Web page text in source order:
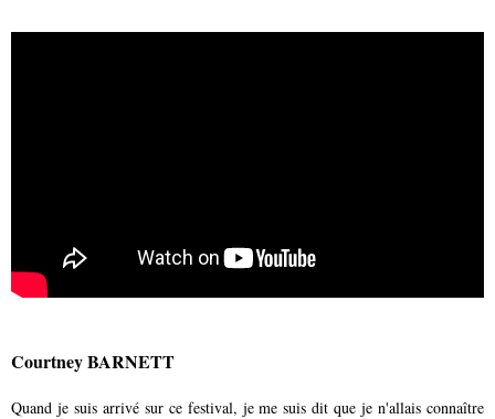
Courtney BARNETT
Quand je suis arrivé sur ce festival, je me suis dit que je n'allais connaître